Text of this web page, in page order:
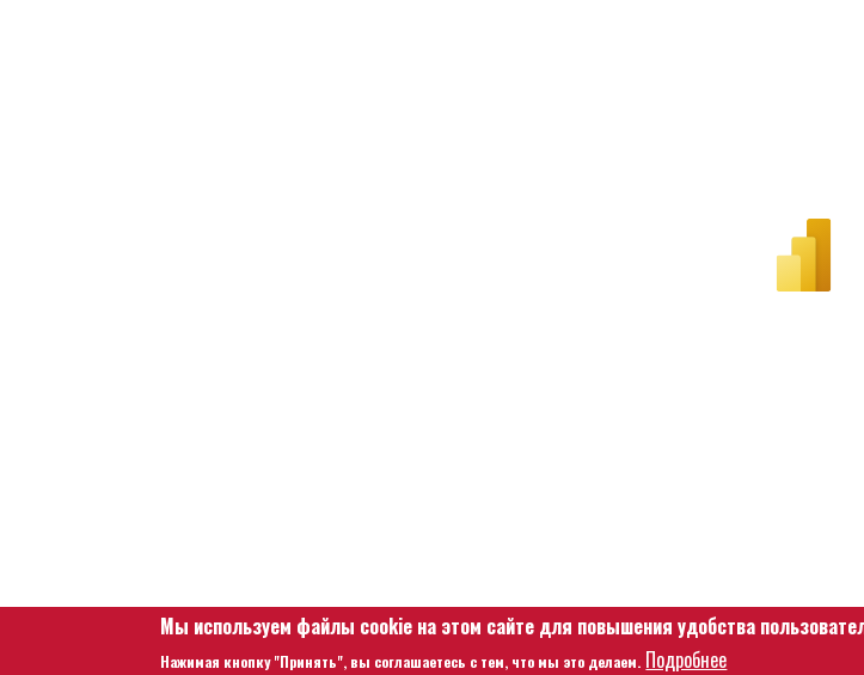
Мы используем файлы cookie на этом сайте для повышения удобства
Нажимая кнопку "Принять", вы соглашаетесь с тем, что мы это делаем. Подробнее